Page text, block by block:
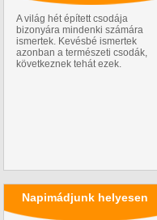
csodája
A világ hét épített csodája
bizonyára mindenki számára
ismertek. Kevésbé ismertek
azonban a természeti csodák,
következnek tehát ezek.
Napimádjunk helyesen